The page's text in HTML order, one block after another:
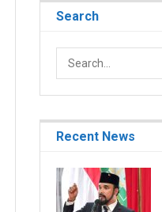
Search
Recent News